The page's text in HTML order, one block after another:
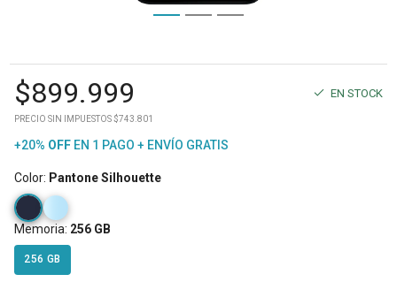
$899.999 EN STOCK
PRECIO SIN IMPUESTOS $743.801
+20% OFF EN 1 PAGO + ENVÍO GRATIS
Color: Pantone Silhouette
Memoria: 256 GB
256 GB